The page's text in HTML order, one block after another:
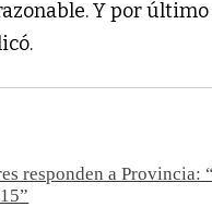
Y por
responden a Provincia: